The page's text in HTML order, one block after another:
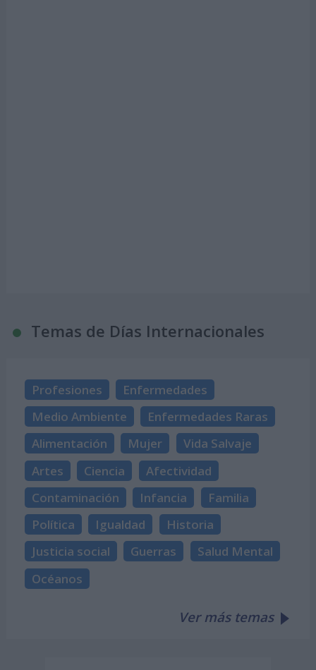
Temas de Días Internacionales
Profesiones
Enfermedades
Medio Ambiente
Enfermedades Raras
Alimentación
Mujer
Vida Salvaje
Artes
Ciencia
Afectividad
Contaminación
Infancia
Familia
Política
Igualdad
Historia
Justicia social
Guerras
Salud Mental
Océanos
Ver más temas